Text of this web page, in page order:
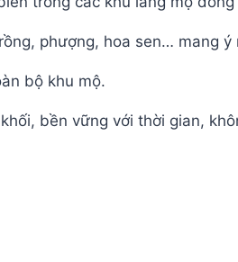
phượng, hoa sen… mang
bộ khu mộ.
bền vững với thời gian,